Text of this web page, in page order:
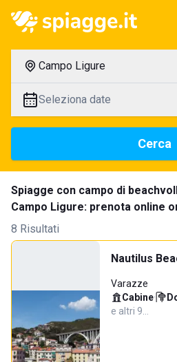
Campo Ligure
Seleziona date
Cerca
Spiagge con campo di
Campo Ligure: prenota online
8 Risultati
Nautilus
Varazze
Cabine·
e altri 9…